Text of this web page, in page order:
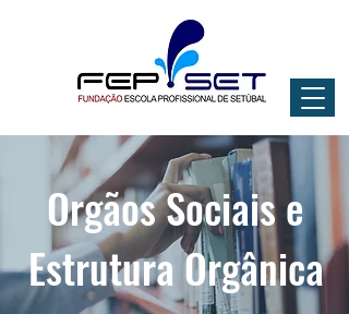
Orgãos Sociais e
Estrutura Orgânica